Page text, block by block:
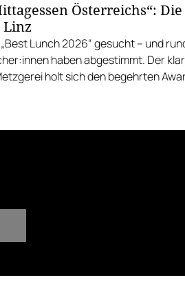
Österreichs“:
Lunch 2026“ gesucht – und
haben abgestimmt. Der
holt sich den begehrten